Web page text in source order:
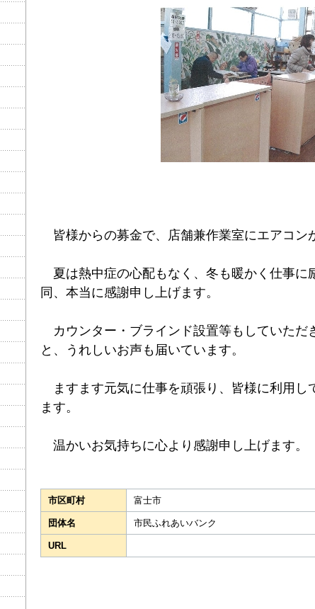
皆様からの募金で、店舗兼作業室にエアコン
夏は熱中症の心配もなく、冬も暖かく仕事に
同、本当に感謝申し上げます。
カウンター・ブラインド設置等もしていただ
と、うれしいお声も届いています。
ますます元気に仕事を頑張り、皆様に利用し
ます。
温かいお気持ちに心より感謝申し上げます。
市区町村 富士市
団体名 市民ふれあいバンク
URL